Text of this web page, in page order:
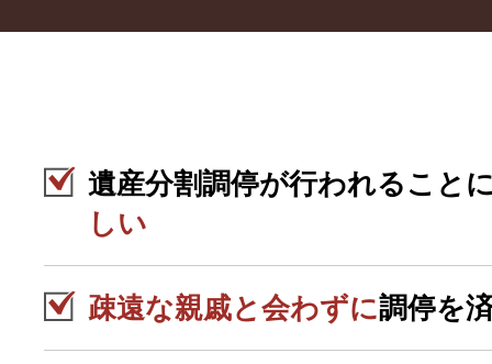
遺産分割調停が行われること
しい
疎遠な親戚と会わずに調停を